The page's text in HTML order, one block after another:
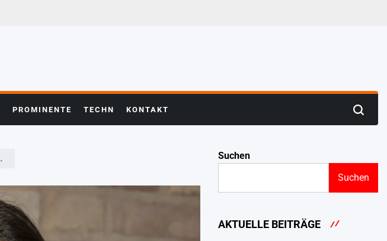
PROMINENTE TECHN KONTAKT Search
Suchen
Suchen
AKTUELLE BEITRÄGE